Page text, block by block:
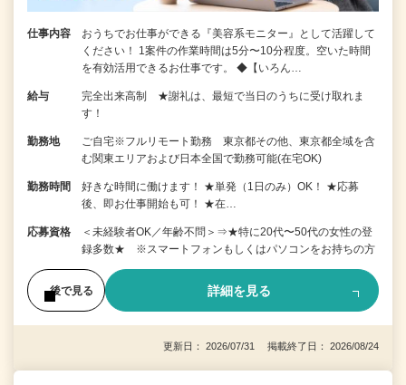
仕事内容
おうちでお仕事ができる『美容系モニター』として活躍して
ください！ 1案件の作業時間は5分〜10分程度。空いた時間
を有効活用できるお仕事です。 ◆【いろん…
給与
完全出来高制 ★謝礼は、最短で当日のうちに受け取れま
す！
勤務地
ご自宅※フルリモート勤務 東京都その他、東京都全域を含
む関東エリアおよび日本全国で勤務可能(在宅OK)
勤務時間
好きな時間に働けます！ ★単発（1日のみ）OK！ ★応募
後、即お仕事開始も可！ ★在…
応募資格
＜未経験者OK／年齢不問＞⇒★特に20代〜50代の女性の登
録多数★ ※スマートフォンもしくはパソコンをお持ちの方
後で見る 詳細を見る
更新日： 2026/07/31 掲載終了日： 2026/08/24